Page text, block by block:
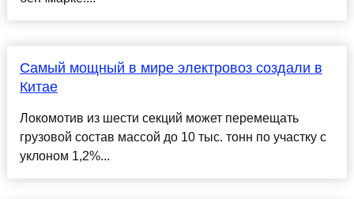
Самый мощный в мире электровоз создали в
Китае
Локомотив из шести секций может перемещать
грузовой состав массой до 10 тыс. тонн по участку с
уклоном 1,2%...